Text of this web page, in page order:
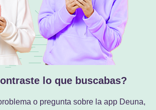
lo que buscabas?
o pregunta sobre la app Deuna,